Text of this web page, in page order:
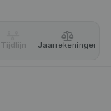
Tijdlijn Jaar­rekeningen